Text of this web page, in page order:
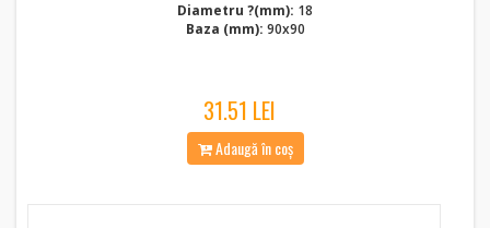
Diametru ?(mm): 18
Baza (mm): 90x90
31.51 LEI
Adaugă în coș